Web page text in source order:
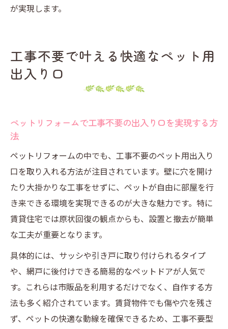
が実現します。
工事不要で叶える快適なペット用
出入り口
ペットリフォームで工事不要の出入り口を実現する方
法
ペットリフォームの中でも、工事不要のペット用出入り
口を取り入れる方法が注目されています。壁に穴を開け
たり大掛かりな工事をせずに、ペットが自由に部屋を行
き来できる環境を実現できるのが大きな魅力です。特に
賃貸住宅では原状回復の観点からも、設置と撤去が簡単
な工夫が重要となります。
具体的には、サッシや引き戸に取り付けられるタイプ
や、網戸に後付けできる簡易的なペットドアが人気で
す。これらは市販品を利用するだけでなく、自作する方
法も多く紹介されています。賃貸物件でも傷や穴を残さ
ず、ペットの快適な動線を確保できるため、工事不要型